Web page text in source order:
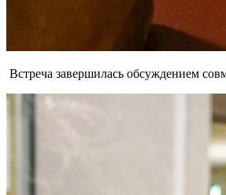
Встреча завершилась обсуждением